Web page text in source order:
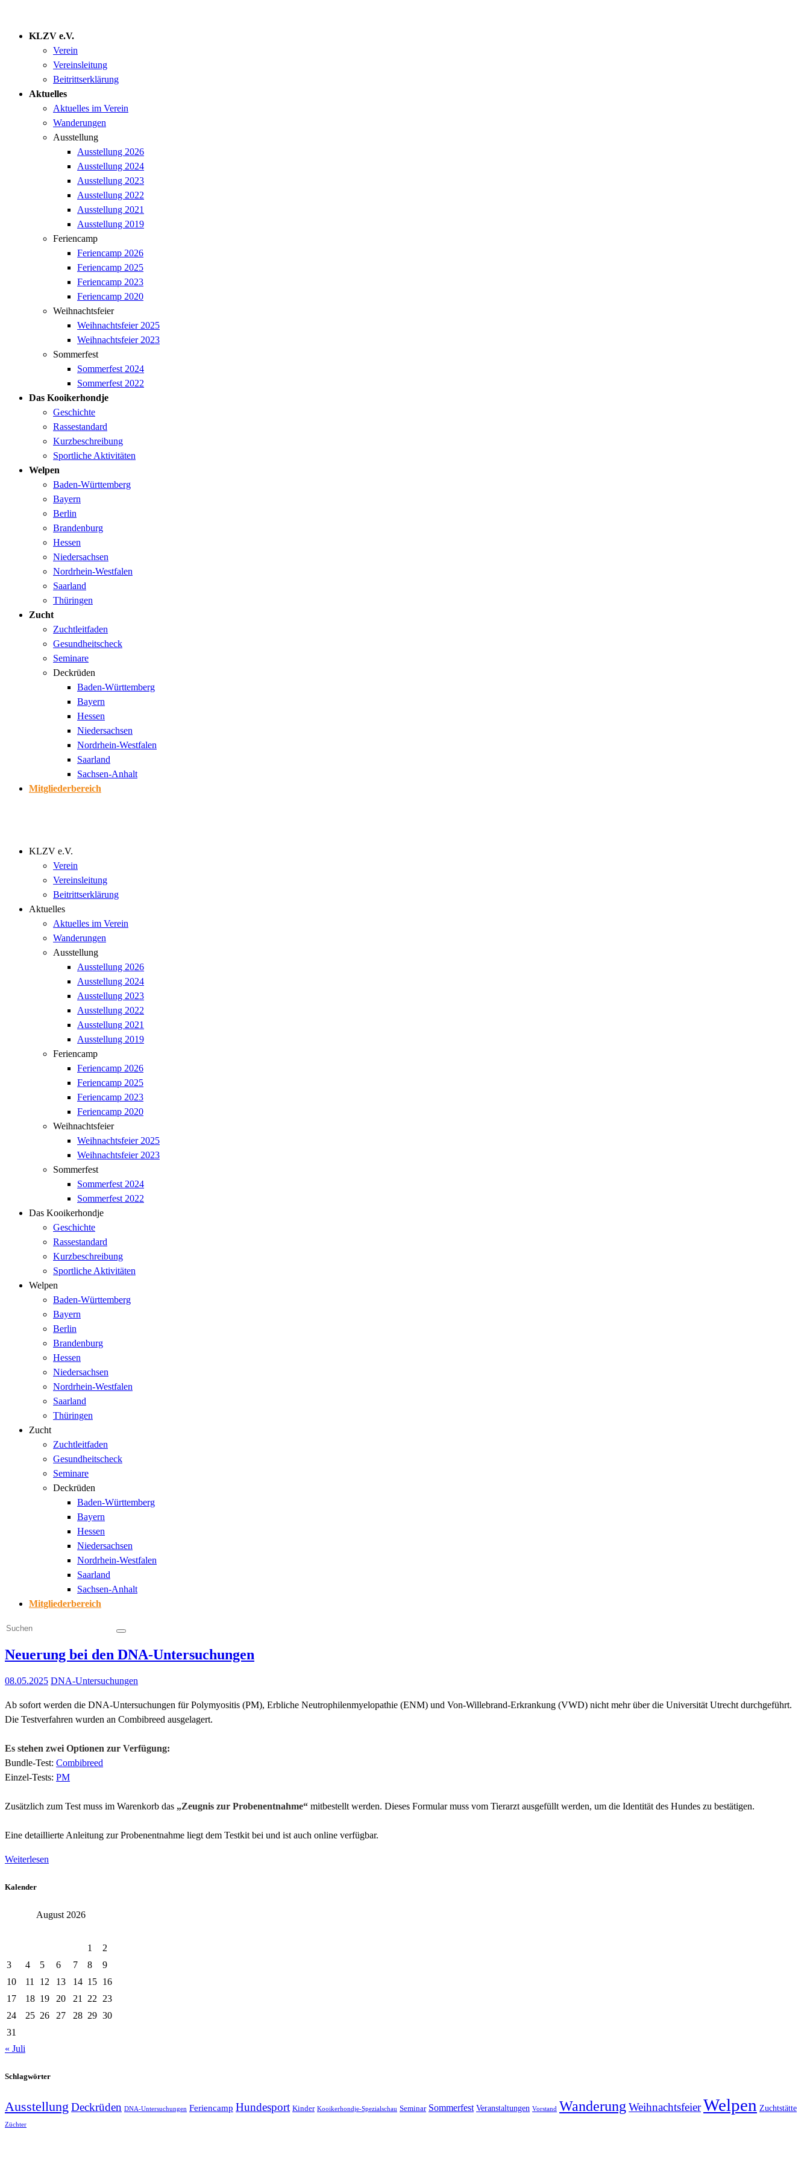
KLZV e.V.
Verein
Vereinsleitung
Beitrittserklärung
Aktuelles
Aktuelles im Verein
Wanderungen
Ausstellung
Ausstellung 2026
Ausstellung 2024
Ausstellung 2023
Ausstellung 2022
Ausstellung 2021
Ausstellung 2019
Feriencamp
Feriencamp 2026
Feriencamp 2025
Feriencamp 2023
Feriencamp 2020
Weihnachtsfeier
Weihnachtsfeier 2025
Weihnachtsfeier 2023
Sommerfest
Sommerfest 2024
Sommerfest 2022
Das Kooikerhondje
Geschichte
Rassestandard
Kurzbeschreibung
Sportliche Aktivitäten
Welpen
Baden-Württemberg
Bayern
Berlin
Brandenburg
Hessen
Niedersachsen
Nordrhein-Westfalen
Saarland
Thüringen
Zucht
Zuchtleitfaden
Gesundheitscheck
Seminare
Deckrüden
Baden-Württemberg
Bayern
Hessen
Niedersachsen
Nordrhein-Westfalen
Saarland
Sachsen-Anhalt
Mitgliederbereich
KLZV e.V.
Verein
Vereinsleitung
Beitrittserklärung
Aktuelles
Aktuelles im Verein
Wanderungen
Ausstellung
Ausstellung 2026
Ausstellung 2024
Ausstellung 2023
Ausstellung 2022
Ausstellung 2021
Ausstellung 2019
Feriencamp
Feriencamp 2026
Feriencamp 2025
Feriencamp 2023
Feriencamp 2020
Weihnachtsfeier
Weihnachtsfeier 2025
Weihnachtsfeier 2023
Sommerfest
Sommerfest 2024
Sommerfest 2022
Das Kooikerhondje
Geschichte
Rassestandard
Kurzbeschreibung
Sportliche Aktivitäten
Welpen
Baden-Württemberg
Bayern
Berlin
Brandenburg
Hessen
Niedersachsen
Nordrhein-Westfalen
Saarland
Thüringen
Zucht
Zuchtleitfaden
Gesundheitscheck
Seminare
Deckrüden
Baden-Württemberg
Bayern
Hessen
Niedersachsen
Nordrhein-Westfalen
Saarland
Sachsen-Anhalt
Mitgliederbereich
Neuerung bei den DNA-Untersuchungen
08.05.2025 DNA-Untersuchungen
Ab sofort werden die DNA-Untersuchungen für Polymyositis (PM), Erbliche Neutrophilenmyelopathie (ENM) und Von-Willebrand-Erkrankung (VWD) nicht mehr über die Universität Utrecht durchgeführt.
Die Testverfahren wurden an Combibreed ausgelagert.
Es stehen zwei Optionen zur Verfügung:
Bundle-Test: Combibreed
Einzel-Tests: PM
Zusätzlich zum Test muss im Warenkorb das „Zeugnis zur Probenentnahme“ mitbestellt werden. Dieses Formular muss vom Tierarzt ausgefüllt werden, um die Identität des Hundes zu bestätigen.
Eine detaillierte Anleitung zur Probenentnahme liegt dem Testkit bei und ist auch online verfügbar.
Weiterlesen
Kalender
August 2026
1
2
3
4 5 6 7 8
9
10
11 12 13 14 15 16
17
18 19 20 21 22
23
24
25 26 27 28 29 30
31
« Juli
Schlagwörter
Ausstellung Deckrüden DNA-Untersuchungen Feriencamp Hundesport Kinder Kooikerhondje-Spezialschau Seminar Sommerfest Veranstaltungen Vorstand Wanderung WeihnachtsfeierWelpen Zuchtstätte
Züchter